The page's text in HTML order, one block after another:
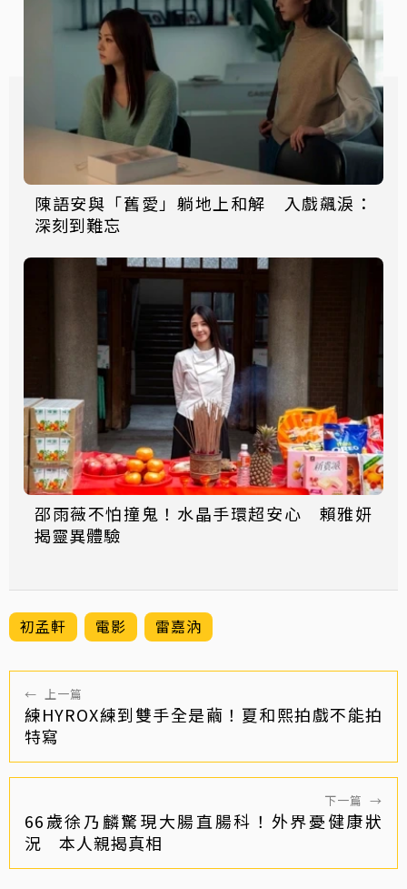
陳語安與「舊愛」躺地上和解 入戲飆淚：
深刻到難忘
邵雨薇不怕撞鬼！水晶手環超安心 賴雅妍
揭靈異體驗
初孟軒 電影 雷嘉汭
← 上一篇
練HYROX練到雙手全是繭！夏和熙拍戲不能拍
特寫
下一篇 →
66歲徐乃麟驚現大腸直腸科！外界憂健康狀
況 本人親揭真相